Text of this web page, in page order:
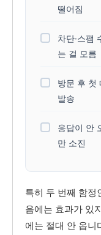
떨어짐
차단·스팸
는 걸 모름
방문 후 첫
발송
응답이 안
만 소진
특히 두 번째 함정
음에는 효과가 있
에는 절대 안 옵니